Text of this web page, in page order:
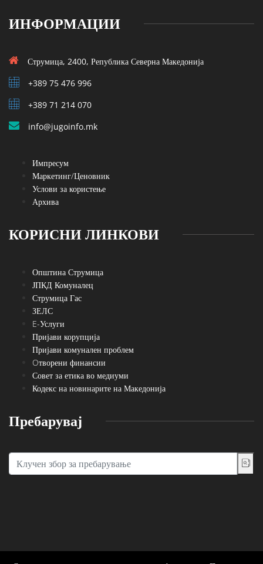
ИНФОРМАЦИИ
Струмица, 2400, Република Северна Македонија
+389 75 476 996
+389 71 214 070
info@jugoinfo.mk
Импресум
Маркетинг/Ценовник
Услови за користење
Архива
КОРИСНИ ЛИНКОВИ
Општина Струмица
ЈПКД Комуналец
Струмица Гас
ЗЕЛС
E-Услуги
Пријави корупција
Пријави комунален проблем
Oтворени финансии
Совет за етика во медиуми
Кодекс на новинарите на Македонија
Пребарувај